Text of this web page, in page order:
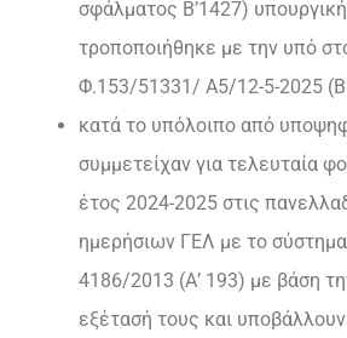
σφάλματος Β’1427)
τροποποιήθηκε με την υπό
Φ.153/51331/ Α5/12-5-2025
κατά το υπόλοιπο από
συμμετείχαν για τελευταία
έτος 2024-2025 στις
ημερήσιων ΓΕΛ με το
4186/2013 (Α’ 193) με βάση
εξέτασή τους και